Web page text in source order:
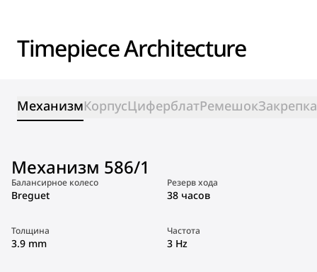
Timepiece Architecture
МеханизмКорпусЦиферблатРемешокЗакрепка
Механизм 586/1
Балансирное колесо
Breguet
Резерв хода
38 часов
Толщина
3.9 mm
Частота
3 Hz